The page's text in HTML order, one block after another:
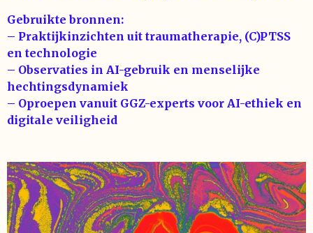
Gebruikte bronnen:
– Praktijkinzichten uit traumatherapie, (C)PTSS
en technologie
– Observaties in AI-gebruik en menselijke
hechtingsdynamiek
– Oproepen vanuit GGZ-experts voor AI-ethiek en
digitale veiligheid